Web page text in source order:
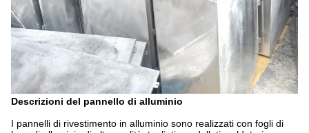
Descrizioni del pannello di alluminio
I pannelli di rivestimento in alluminio sono realizzati con fogli di